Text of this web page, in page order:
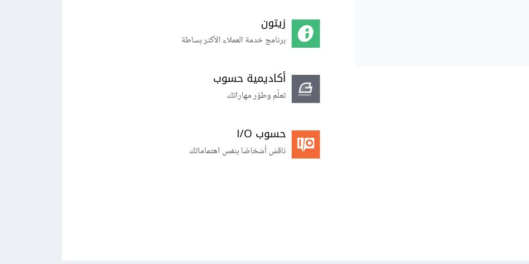
زيتون
برنامج خدمة العملاء الأكثر بساطة
أكاديمية حسوب
تعلّم وطوّر مهاراتك
حسوب I/O
ناقش أشخاصًا بنفس اهتماماتك